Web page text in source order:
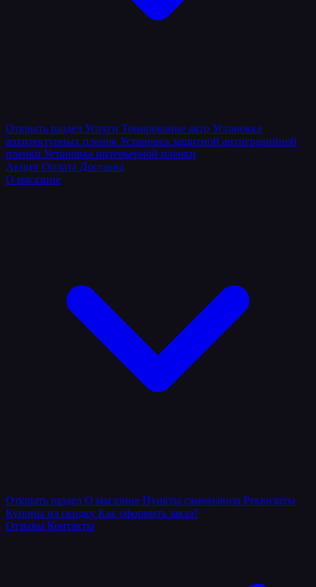
Открыть раздел Услуги Тонирование авто Установка
архитектурных пленок Установка защитной антигравийной
пленки Установка интерьерной пленки
Акции Оплата Доставка
О магазине
Открыть раздел О магазине Пункты самовывоза Реквизиты
Купоны на скидку Как оформить заказ?
Отзывы Контакты